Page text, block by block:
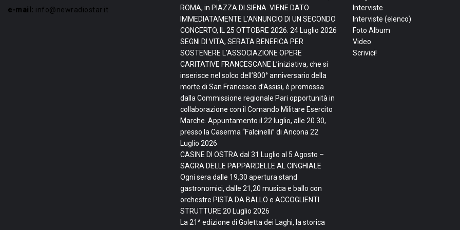
e-mail: info@newradiostar.it
ROMA, in PIAZZA DI SIENA. VIENE DATO
IMMEDIATAMENTE L’ANNUNCIO DI UN SECONDO
CONCERTO, IL 25 OTTOBRE 2026. 24 Luglio 2026
SEGNI DI VITA, SERATA BENEFICA PER
SOSTENERE L’ASSOCIAZIONE OPERE
CARITATIVE FRANCESCANE L’iniziativa, che si
inserisce nel solco dell’800° anniversario della
morte di San Francesco d’Assisi, è promossa
dalla Commissione regionale Pari opportunità in
collaborazione con il Comando Militare Esercito
Marche. Appuntamento il 22 luglio, alle 20.30,
presso la Caserma “Falcinelli” di Ancona22
Luglio 2026
CASINE DI OSTRA dal 31 Luglio al 5 Agosto –
SAGRA DELLE PAPPARDELLE AL CINGHIALE
Ogni sera dalle 19,30 apertura stand
gastronomici, dalle 21,20 musica e ballo con
orchestre PISTA DA BALLO e ACCOGLIENTI
STRUTTURE 20 Luglio 2026
La 21^ edizione di Goletta dei Laghi, la storica
Interviste
Interviste (elenco)
Foto Album
Video
Scrivici!